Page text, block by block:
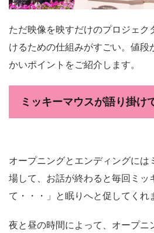
ただ映像を映すだけのプロジェク
けるための仕組みがすごい。値段
かいポイントをご紹介します。
ミッキーマウスが語り掛け
オープニングとエンディングには
場して、お話が終わると毎回ミッ
て・・・」と眠りへと促してくれ
夜と昼の時間によって、オープニ